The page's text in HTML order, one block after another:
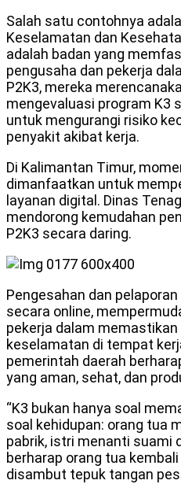
Salah satu contohnya
Keselamatan dan
adalah badan yang
pengusaha dan pekerja
P2K3, mereka
mengevaluasi program K3
untuk mengurangi risiko
penyakit akibat kerja.
Di Kalimantan Timur,
dimanfaatkan untuk
layanan digital. Dinas
mendorong kemudahan
P2K3 secara daring.
Pengesahan dan
secara online,
pekerja dalam
keselamatan di tempat
pemerintah daerah
yang aman, sehat, dan
“K3 bukan hanya soal
soal kehidupan: orang tua
pabrik, istri menanti suami
berharap orang tua
disambut tepuk tangan